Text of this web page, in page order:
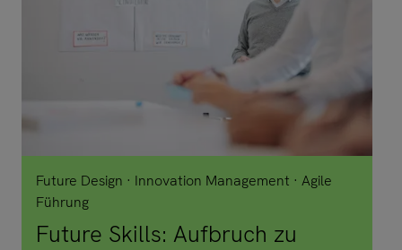
Future Design Innovation Management
Agile
Führung
Future Skills: Aufbruch zu